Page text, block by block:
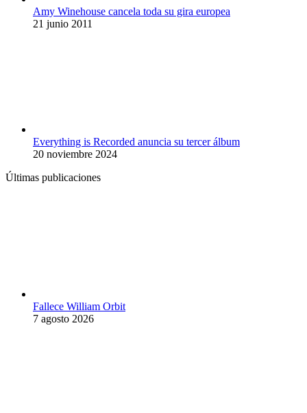
Amy Winehouse cancela toda su gira europea
21 junio 2011
Everything is Recorded anuncia su tercer álbum
20 noviembre 2024
Últimas publicaciones
Fallece William Orbit
7 agosto 2026